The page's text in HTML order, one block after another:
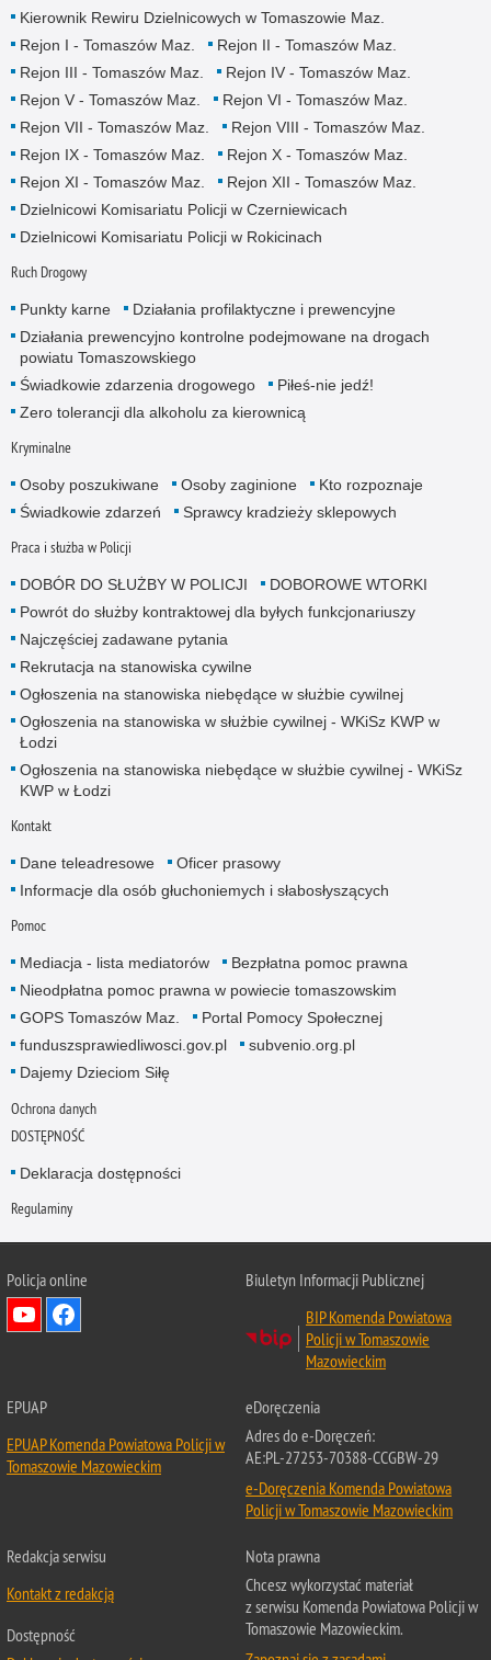
Kierownik Rewiru Dzielnicowych w Tomaszowie Maz.
Rejon I - Tomaszów Maz.
Rejon II - Tomaszów Maz.
Rejon III - Tomaszów Maz.
Rejon IV - Tomaszów Maz.
Rejon V - Tomaszów Maz.
Rejon VI - Tomaszów Maz.
Rejon VII - Tomaszów Maz.
Rejon VIII - Tomaszów Maz.
Rejon IX - Tomaszów Maz.
Rejon X - Tomaszów Maz.
Rejon XI - Tomaszów Maz.
Rejon XII - Tomaszów Maz.
Dzielnicowi Komisariatu Policji w Czerniewicach
Dzielnicowi Komisariatu Policji w Rokicinach
Ruch Drogowy
Punkty karne
Działania profilaktyczne i prewencyjne
Działania prewencyjno kontrolne podejmowane na drogach
powiatu Tomaszowskiego
Świadkowie zdarzenia drogowego
Piłeś-nie jedź!
Zero tolerancji dla alkoholu za kierownicą
Kryminalne
Osoby poszukiwane Osoby zaginione
Kto rozpoznaje
Świadkowie zdarzeń
Sprawcy kradzieży sklepowych
Praca i służba w Policji
DOBÓR DO SŁUŻBY W POLICJI
DOBOROWE WTORKI
Powrót do służby kontraktowej dla byłych funkcjonariuszy
Najczęściej zadawane pytania
Rekrutacja na stanowiska cywilne
Ogłoszenia na stanowiska niebędące w służbie cywilnej
Ogłoszenia na stanowiska w służbie cywilnej - WKiSz KWP w
Łodzi
Ogłoszenia na stanowiska niebędące w służbie cywilnej - WKiSz
KWP w Łodzi
Kontakt
Dane teleadresowe
Oficer prasowy
Informacje dla osób głuchoniemych i słabosłyszących
Pomoc
Mediacja - lista mediatorów
Bezpłatna pomoc prawna
Nieodpłatna pomoc prawna w powiecie tomaszowskim
GOPS Tomaszów Maz.
Portal Pomocy Społecznej
funduszsprawiedliwosci.gov.pl
subvenio.org.pl
Dajemy Dzieciom Siłę
Ochrona danych
DOSTĘPNOŚĆ
Deklaracja dostępności
Regulaminy
Policja online
Biuletyn Informacji Publicznej
BIP Komenda Powiatowa
Policji w Tomaszowie
Mazowieckim
EPUAP
EPUAP Komenda Powiatowa Policji w
Tomaszowie Mazowieckim
eDoręczenia
Adres do e-Doręczeń:
AE:PL-27253-70388-CCGBW-29
e-Doręczenia Komenda Powiatowa
Policji w Tomaszowie Mazowieckim
Redakcja serwisu
Kontakt z redakcją
Dostępność
Nota prawna
Chcesz wykorzystać materiał
z serwisu Komenda Powiatowa Policji w
Tomaszowie Mazowieckim.